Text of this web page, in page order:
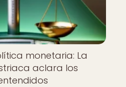
monetaria: La
aclara los